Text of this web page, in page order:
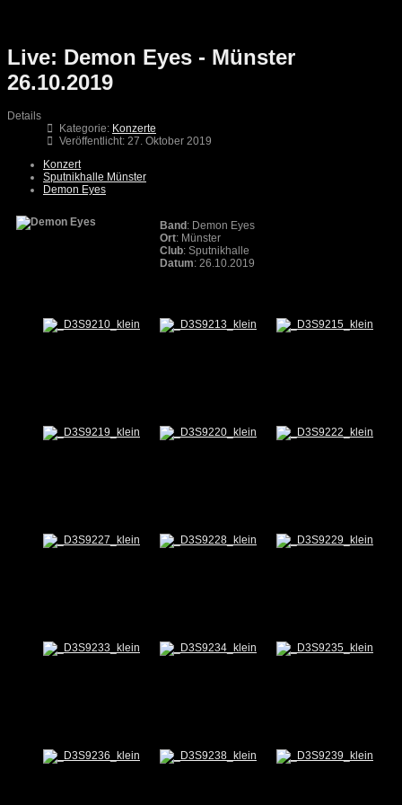
Live: Demon Eyes - Münster
26.10.2019
Details
Kategorie: Konzerte
Veröffentlicht: 27. Oktober 2019
Konzert
Sputnikhalle Münster
Demon Eyes
Band : Demon Eyes
Ort: Münster
Club: Sputnikhalle
Datum: 26.10.2019